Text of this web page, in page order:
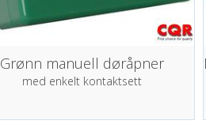
Grønn manuell døråpner
med enkelt kontaktsett